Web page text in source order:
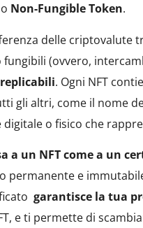
Non-Fungible Token.
delle criptovalute
fungibili (ovvero,
. Ogni NFT
gli altri, come il nome
digitale o fisico che
a un NFT come a un
permanente e
garantisce la tua
e ti permette di